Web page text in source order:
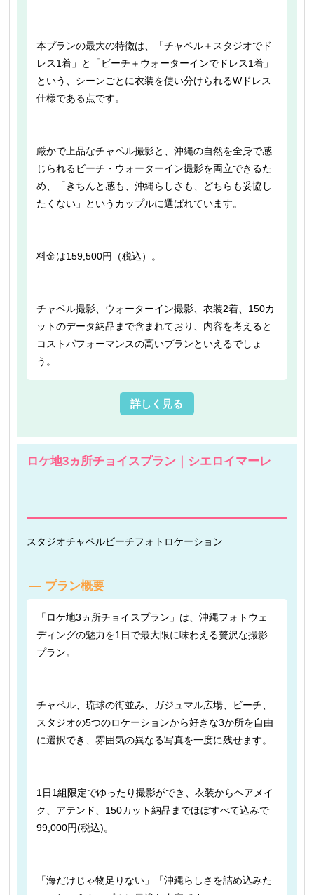
本プランの最大の特徴は、「チャペル＋スタジオでド
レス1着」と「ビーチ＋ウォーターインでドレス1着」
という、シーンごとに衣装を使い分けられるWドレス
仕様である点です。
厳かで上品なチャペル撮影と、沖縄の自然を全身で感
じられるビーチ・ウォーターイン撮影を両立できるた
め、「きちんと感も、沖縄らしさも、どちらも妥協し
たくない」というカップルに選ばれています。
料金は159,500円（税込）。
チャペル撮影、ウォーターイン撮影、衣装2着、150カ
ットのデータ納品まで含まれており、内容を考えると
コストパフォーマンスの高いプランといえるでしょ
う。
詳しく見る
ロケ地3ヵ所チョイスプラン｜シエロイマーレ
スタジオチャペルビーチフォト ロケーション
プラン概要
「ロケ地3ヵ所チョイスプラン」は、沖縄フォトウェ
ディングの魅力を1日で最大限に味わえる贅沢な撮影
プラン。
チャペル、琉球の街並み、ガジュマル広場、ビーチ、
スタジオの5つのロケーションから好きな3か所を自由
に選択でき、雰囲気の異なる写真を一度に残せます。
1日1組限定でゆったり撮影ができ、衣装からヘアメイ
ク、アテンド、150カット納品までほぼすべて込みで
99,000円(税込)。
「海だけじゃ物足りない」「沖縄らしさを詰め込みた